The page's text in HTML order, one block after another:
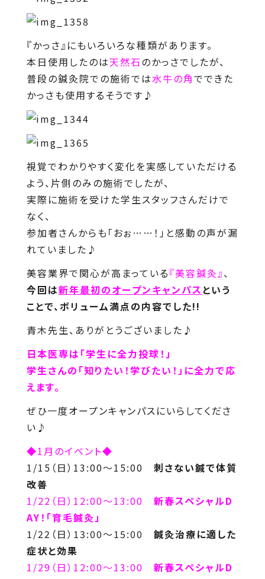
『かっさ』にもいろいろな種類があります。
本日使用したのは天然石のかっさでしたが、
普段の鍼灸院での施術では水牛の角でできた
かっさも使用するそうです♪
視覚でわかりやすく変化を実感していただける
よう、片側のみの施術でしたが、
実際に施術を受けた学生スタッフさんだけで
なく、
参加者さんからも「おぉ……！」と感動の声が漏
れていました♪
美容業界で関心が高まっている『美容鍼灸』、
今回は新年最初のオープンキャンパス という
ことで、ボリューム満点の内容でした!!
青木先生、ありがとうございました♪
日本医専は「学生に全力投球！」
学生さんの「知りたい！学びたい！」に全力で応
えます。
ぜひ一度オープンキャンパスにいらしてくださ
い♪
◆1月のイベント◆
1/15（日）13:00～15:00 刺さない鍼で体質
改善
1/22（日）12:00～13:00 新春スペシャルD
AY！「育毛鍼灸」
1/22（日）13:00～15:00 鍼灸治療に適した
症状と効果
1/29（日）12:00～13:00 新春スペシャルD